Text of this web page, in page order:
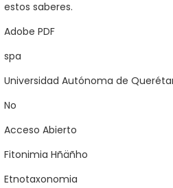
estos saberes.
Adobe PDF
spa
Universidad Autónoma de
No
Acceso Abierto
Fitonimia Hñäñho
Etnotaxonomia